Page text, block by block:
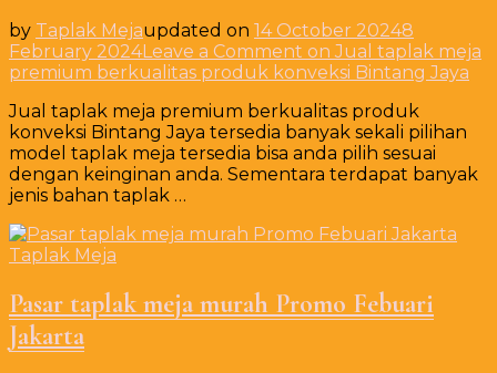
by Taplak Mejaupdated on 14 October 20248
February 2024Leave a Comment on Jual taplak meja
premium berkualitas produk konveksi Bintang Jaya
Jual taplak meja premium berkualitas produk
konveksi Bintang Jaya tersedia banyak sekali pilihan
model taplak meja tersedia bisa anda pilih sesuai
dengan keinginan anda. Sementara terdapat banyak
jenis bahan taplak …
Taplak Meja
Pasar taplak meja murah Promo Febuari
Jakarta